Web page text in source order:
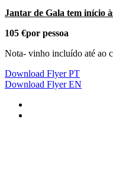
Jantar de Gala tem início
105 €por pessoa
Nota- vinho incluído até ao
Download Flyer PT
Download Flyer EN